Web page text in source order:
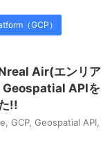
（GCP）
Nreal Air(エンリア
Geospatial APIを
!!
GCP, Geospatial API